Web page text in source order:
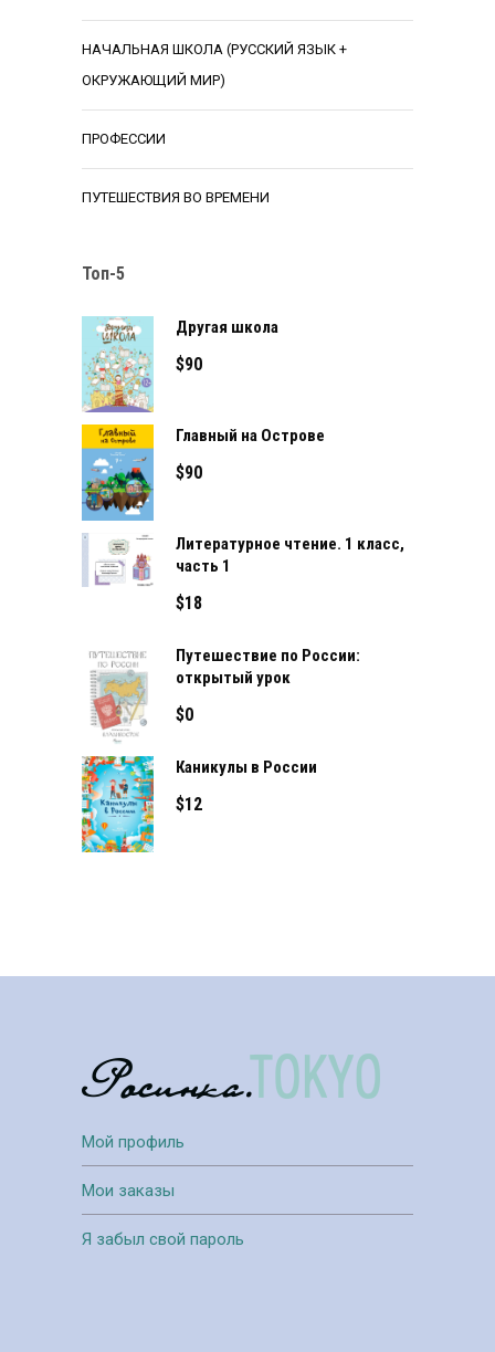
НАЧАЛЬНАЯ ШКОЛА (РУССКИЙ ЯЗЫК +
ОКРУЖАЮЩИЙ МИР)
ПРОФЕССИИ
ПУТЕШЕСТВИЯ ВО ВРЕМЕНИ
Топ-5
Другая школа
$90
Главный на Острове
$90
Литературное чтение. 1 класс,
часть 1
$18
Путешествие по России:
открытый урок
$0
Каникулы в России
$12
Мой профиль
Мои заказы
Я забыл свой пароль